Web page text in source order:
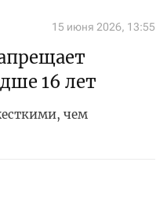
15 июня 2026, 13:55
16 лет
чем